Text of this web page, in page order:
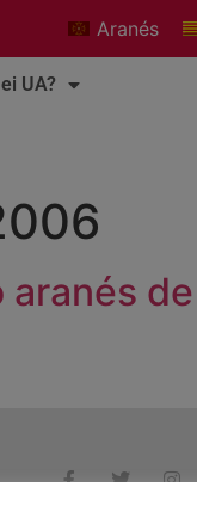
Aranés
UA?